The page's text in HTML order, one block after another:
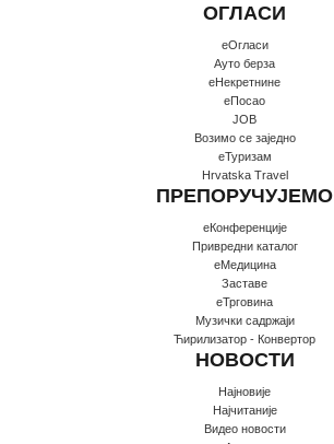
ОГЛАСИ
еОгласи
Ауто берза
еНекретнине
еПосао
JOB
Возимо се заједно
еТуризам
Hrvatska Travel
ПРЕПОРУЧУЈЕМО
еКонференције
Привредни каталог
еМедицина
Заставе
еТрговина
Музички садржаји
Ћирилизатор - Конвертор
НОВОСТИ
Најновије
Најчитаније
Видео новости